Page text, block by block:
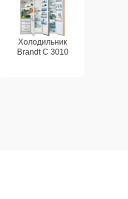
Холодильник
Brandt C 3010